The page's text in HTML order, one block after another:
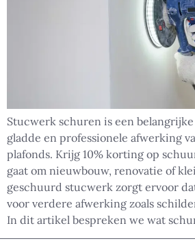
Stucwerk schuren is een
gladde en professionele afwerking
plafonds. Krijg 10% korting op
gaat om nieuwbouw, renovatie of
geschuurd stucwerk zorgt ervoor
voor verdere afwerking zoals
In dit artikel bespreken we wat